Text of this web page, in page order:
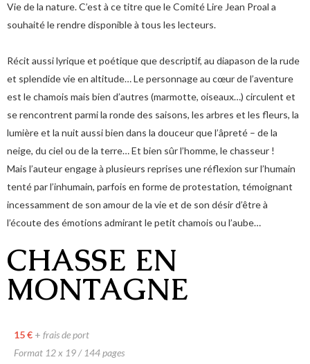
Vie de la nature. C’est à ce titre que le Comité Lire Jean Proal a
souhaité le rendre disponible à tous les lecteurs.
Récit aussi lyrique et poétique que descriptif, au diapason de la rude
et splendide vie en altitude… Le personnage au cœur de l’aventure
est le chamois mais bien d’autres (marmotte, oiseaux…) circulent et
se rencontrent parmi la ronde des saisons, les arbres et les fleurs, la
lumière et la nuit aussi bien dans la douceur que l’âpreté – de la
neige, du ciel ou de la terre… Et bien sûr l’homme, le chasseur !
Mais l’auteur engage à plusieurs reprises une réflexion sur l’humain
tenté par l’inhumain, parfois en forme de protestation, témoignant
incessamment de son amour de la vie et de son désir d’être à
l’écoute des émotions admirant le petit chamois ou l’aube…
CHASSE EN
MONTAGNE
15 € + frais de port
Format 12 x 19 / 144 pages